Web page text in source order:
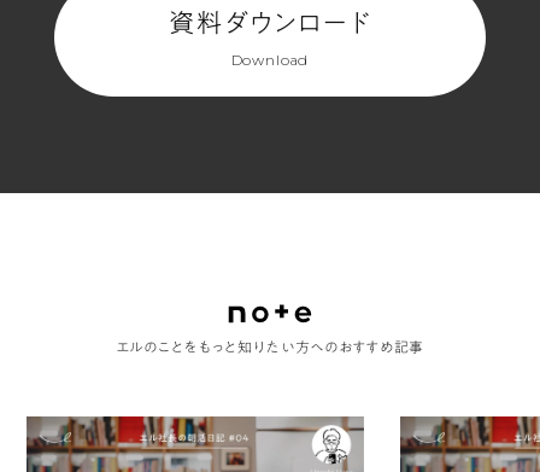
資料ダウンロード
Download
エルのことをもっと知りたい方へのおすすめ記事